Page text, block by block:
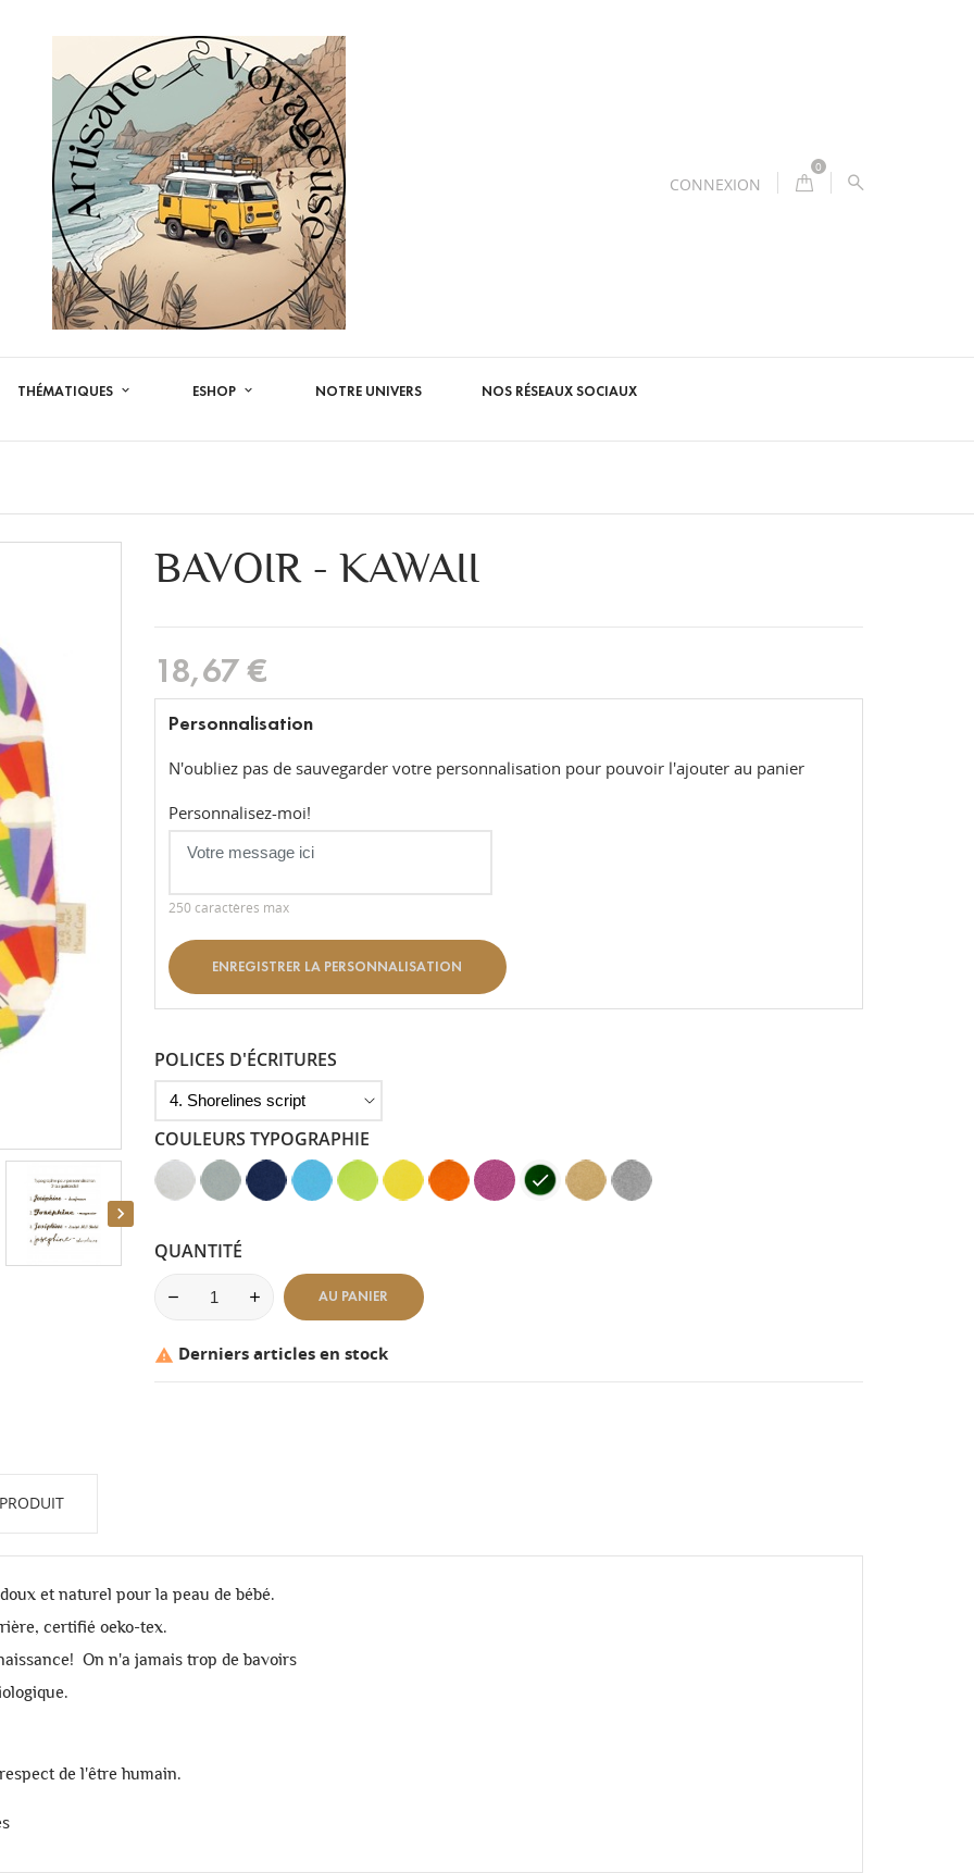
CONNEXION
0
THÉMATIQUES ESHOP NOTRE UNIVERS NOS RÉSEAUX SOCIAUX

BAVOIR - KAWAII
18,67 €
Personnalisation
N'oubliez pas de sauvegarder votre personnalisation pour pouvoir l'ajouter au panier
Personnalisez-moi!
250 caractères max
ENREGISTRER LA PERSONNALISATION
POLICES D'ÉCRITURES
COULEURS TYPOGRAPHIE
Blanc
-
Gris
Clair
Aspect
Velours
Bleu
Marine
Bleu
Clair
Vert
Anis
Jaune
-
Mandarine
-
Rose
Foncé
Vert
soutenu
Doré
Clair
Argent
-
QUANTITÉ
AU PANIER
 Derniers articles en stock
et naturel pour la peau de bébé.
certifié oeko-tex.
On n'a jamais trop de bavoirs
de l'être humain.